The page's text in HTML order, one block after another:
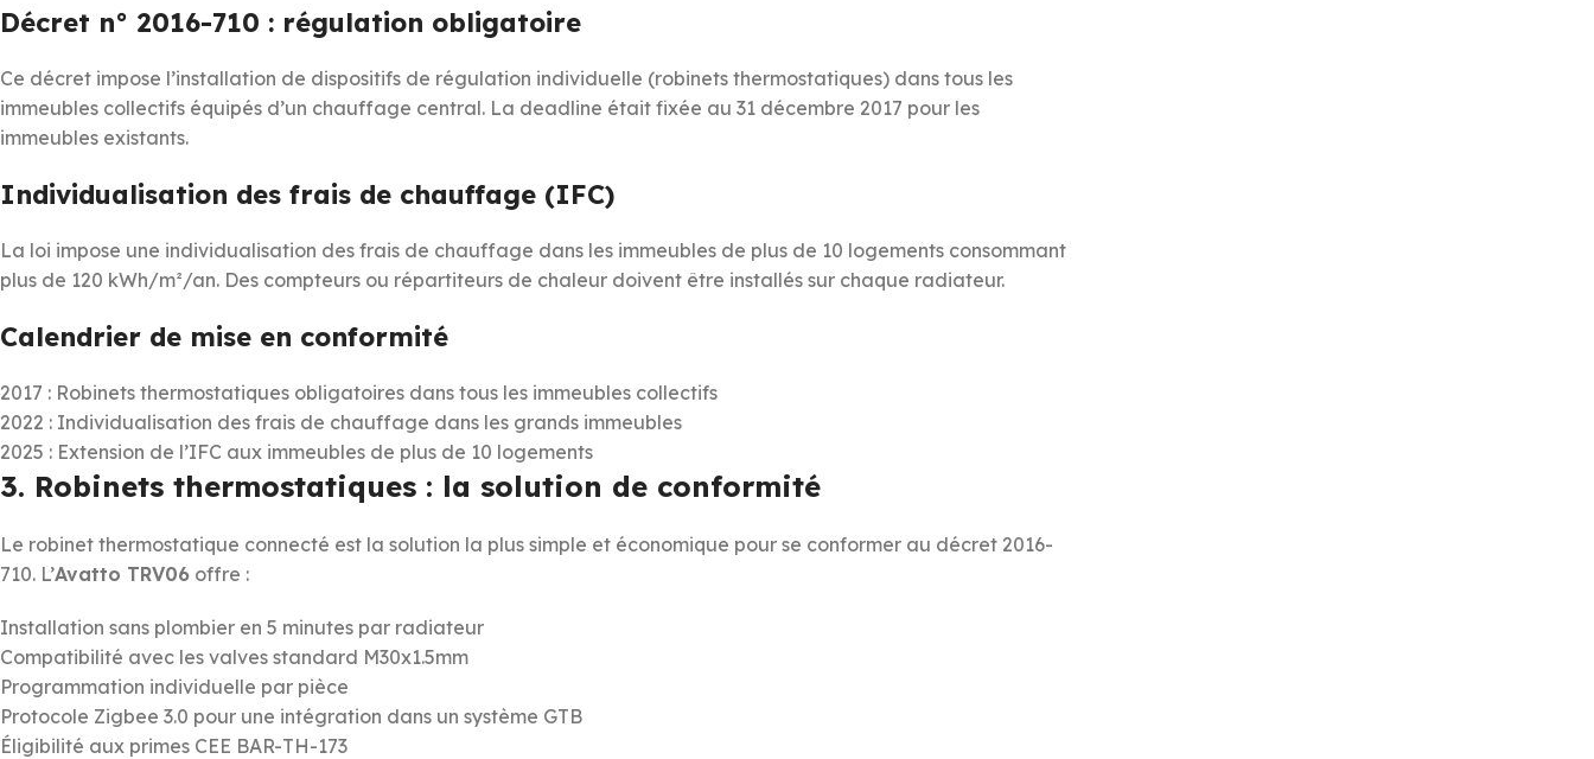
Décret n° 2016-710 : régulation obligatoire
Ce décret impose l’installation de dispositifs de régulation individuelle (robinets thermostatiques) dans tous les
immeubles collectifs équipés d’un chauffage central. La deadline était fixée au 31 décembre 2017 pour les
immeubles existants.
Individualisation des frais de chauffage (IFC)
La loi impose une individualisation des frais de chauffage dans les immeubles de plus de 10 logements consommant
plus de 120 kWh/m²/an. Des compteurs ou répartiteurs de chaleur doivent être installés sur chaque radiateur.
Calendrier de mise en conformité
2017 : Robinets thermostatiques obligatoires dans tous les immeubles collectifs
2022 : Individualisation des frais de chauffage dans les grands immeubles
2025 : Extension de l’IFC aux immeubles de plus de 10 logements
3. Robinets thermostatiques : la solution de conformité
Le robinet thermostatique connecté est la solution la plus simple et économique pour se conformer au décret 2016-
710. L’Avatto TRV06 offre :
Installation sans plombier en 5 minutes par radiateur
Compatibilité avec les valves standard M30x1.5mm
Programmation individuelle par pièce
Protocole Zigbee 3.0 pour une intégration dans un système GTB
Éligibilité aux primes CEE BAR-TH-173